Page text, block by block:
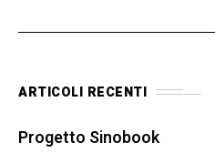
ARTICOLI RECENTI
Progetto Sinobook